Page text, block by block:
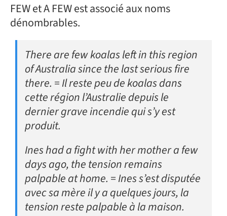
FEW et A FEW est associé aux noms
dénombrables.
There are few koalas left in this region
of Australia since the last serious fire
there. = Il reste peu de koalas dans
cette région l’Australie depuis le
dernier grave incendie qui s’y est
produit.
Ines had a fight with her mother a few
days ago, the tension remains
palpable at home. = Ines s’est disputée
avec sa mère il y a quelques jours, la
tension reste palpable à la maison.